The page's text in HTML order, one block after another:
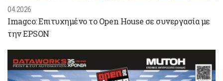
04.2026
Imagco: Επιτυχημένο το Open House σε συνεργασία με
την EPSON